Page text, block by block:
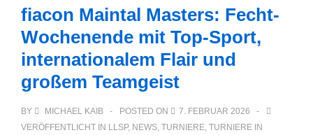
fiacon Maintal Masters: Fecht-
Wochenende mit Top-Sport,
internationalem Flair und
großem Teamgeist
BY MICHAEL KAIB POSTED ON
7. FEBRUAR 2026
VERÖFFENTLICHT IN LLSP, NEWS, TURNIERE, TURNIERE IN